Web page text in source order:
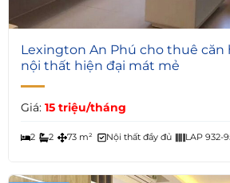
5
Lexington An Phú cho thuê căn
nội thất hiện đại mát mẻ
Giá: 15 triệu/tháng
2 2 73 m² Nội thất đầy đủ LAP 932-